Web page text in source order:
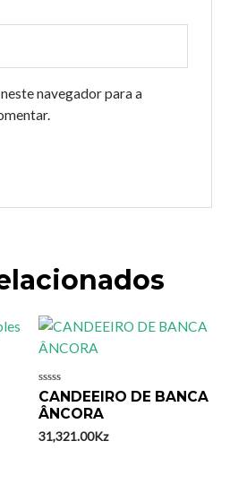
navegador para a
Avaliação
0
de
5
CANDEEIRO DE BANCA
ÂNCORA
31,321.00Kz